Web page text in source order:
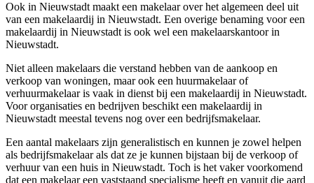
Ook in Nieuwstadt maakt een makelaar over het algemeen deel uit
van een makelaardij in Nieuwstadt. Een overige benaming voor een
makelaardij in Nieuwstadt is ook wel een makelaarskantoor in
Nieuwstadt.
Niet alleen makelaars die verstand hebben van de aankoop en
verkoop van woningen, maar ook een huurmakelaar of
verhuurmakelaar is vaak in dienst bij een makelaardij in Nieuwstadt.
Voor organisaties en bedrijven beschikt een makelaardij in
Nieuwstadt meestal tevens nog over een bedrijfsmakelaar.
Een aantal makelaars zijn generalistisch en kunnen je zowel helpen
als bedrijfsmakelaar als dat ze je kunnen bijstaan bij de verkoop of
verhuur van een huis in Nieuwstadt. Toch is het vaker voorkomend
dat een makelaar een vaststaand specialisme heeft en vanuit die aard